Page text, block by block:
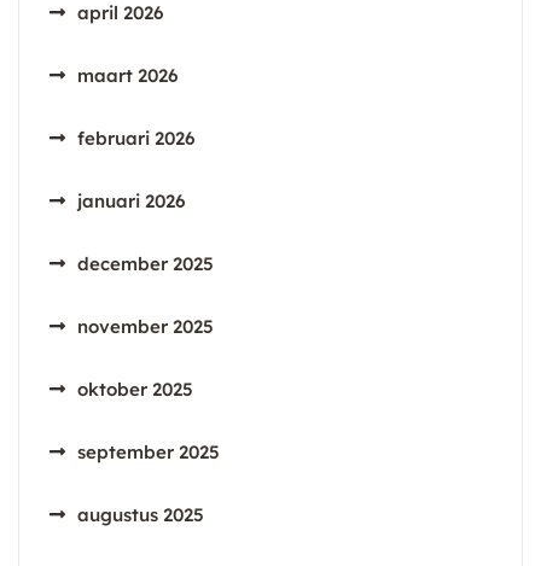
april 2026
maart 2026
februari 2026
januari 2026
december 2025
november 2025
oktober 2025
september 2025
augustus 2025